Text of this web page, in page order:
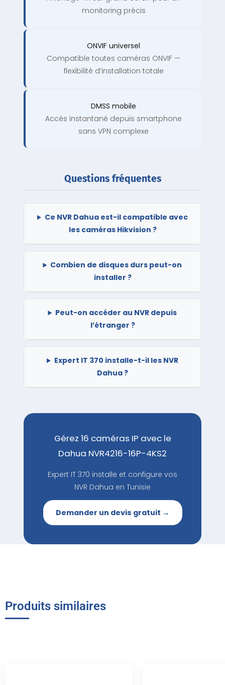
monitoring précis
ONVIF universel
Compatible toutes caméras ONVIF —
flexibilité d’installation totale
DMSS mobile
Accès instantané depuis smartphone
sans VPN complexe
Questions fréquentes
Ce NVR Dahua est-il compatible avec
les caméras Hikvision ?
Combien de disques durs peut-on
installer ?
Peut-on accéder au NVR depuis
l’étranger ?
Expert IT 370 installe-t-il les NVR
Dahua ?
Gérez 16 caméras IP avec le
Dahua NVR4216-16P-4KS2
Expert IT 370 installe et configure vos
NVR Dahua en Tunisie
Demander un devis gratuit →
Produits similaires